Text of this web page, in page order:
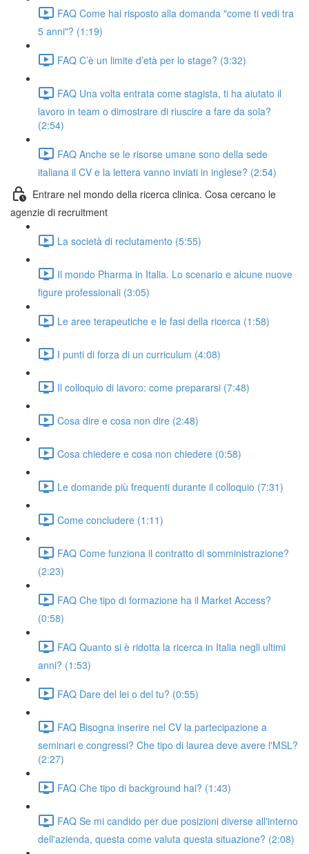
FAQ Come hai risposto alla domanda "come ti vedi tra
5 anni"? (1:19)
FAQ C’è un limite d’età per lo stage? (3:32)
FAQ Una volta entrata come stagista, ti ha aiutato il
lavoro in team o dimostrare di riuscire a fare da sola?
(2:54)
FAQ Anche se le risorse umane sono della sede
italiana il CV e la lettera vanno inviati in inglese? (2:54)
Entrare nel mondo della ricerca clinica. Cosa cercano le
agenzie di recruitment
La società di reclutamento (5:55)
Il mondo Pharma in Italia. Lo scenario e alcune nuove
figure professionali (3:05)
Le aree terapeutiche e le fasi della ricerca (1:58)
I punti di forza di un curriculum (4:08)
Il colloquio di lavoro: come prepararsi (7:48)
Cosa dire e cosa non dire (2:48)
Cosa chiedere e cosa non chiedere (0:58)
Le domande più frequenti durante il colloquio (7:31)
Come concludere (1:11)
FAQ Come funziona il contratto di somministrazione?
(2:23)
FAQ Che tipo di formazione ha il Market Access?
(0:58)
FAQ Quanto si è ridotta la ricerca in Italia negli ultimi
anni? (1:53)
FAQ Dare del lei o del tu? (0:55)
FAQ Bisogna inserire nel CV la partecipazione a
seminari e congressi? Che tipo di laurea deve avere l'MSL?
(2:27)
FAQ Che tipo di background hai? (1:43)
FAQ Se mi candido per due posizioni diverse all'interno
dell'azienda, questa come valuta questa situazione? (2:08)